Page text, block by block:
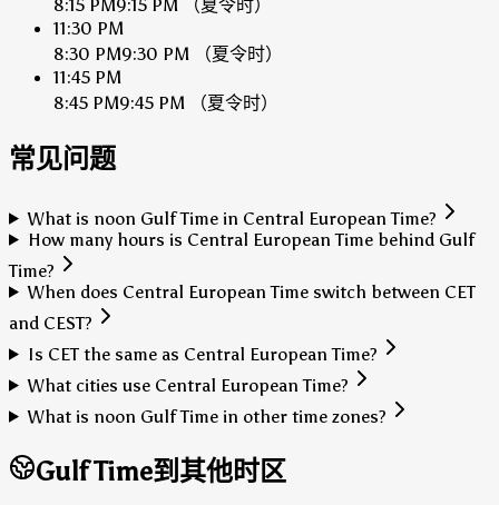
8:15 PM9:15 PM
（夏令时）
11:30 PM
8:30 PM9:30 PM
（夏令时）
11:45 PM
8:45 PM9:45 PM （夏令时）
常见问题
What is noon Gulf Time in Central European Time?
How many hours is Central European Time behind Gulf
Time?
When does Central European Time switch between CET
and CEST?
Is CET the same as Central European Time?
What cities use Central European Time?
What is noon Gulf Time in other time zones?
Gulf Time到其他时区